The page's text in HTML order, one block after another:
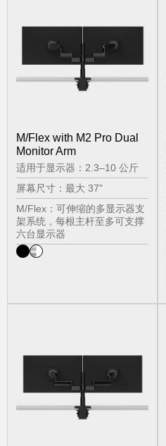
M/Flex with M2 Pro Dual
Monitor Arm
适用于显示器：2.3–10 公斤
屏幕尺寸：最大 37"
M/Flex：可伸缩的多显示器支
架系统，每根主杆至多可支撑
六台显示器